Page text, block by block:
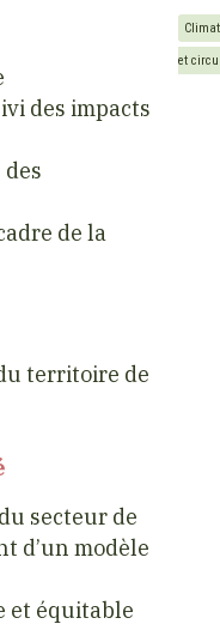
des impacts
de la
territoire de
secteur de
d’un modèle
et équitable
Climat
et